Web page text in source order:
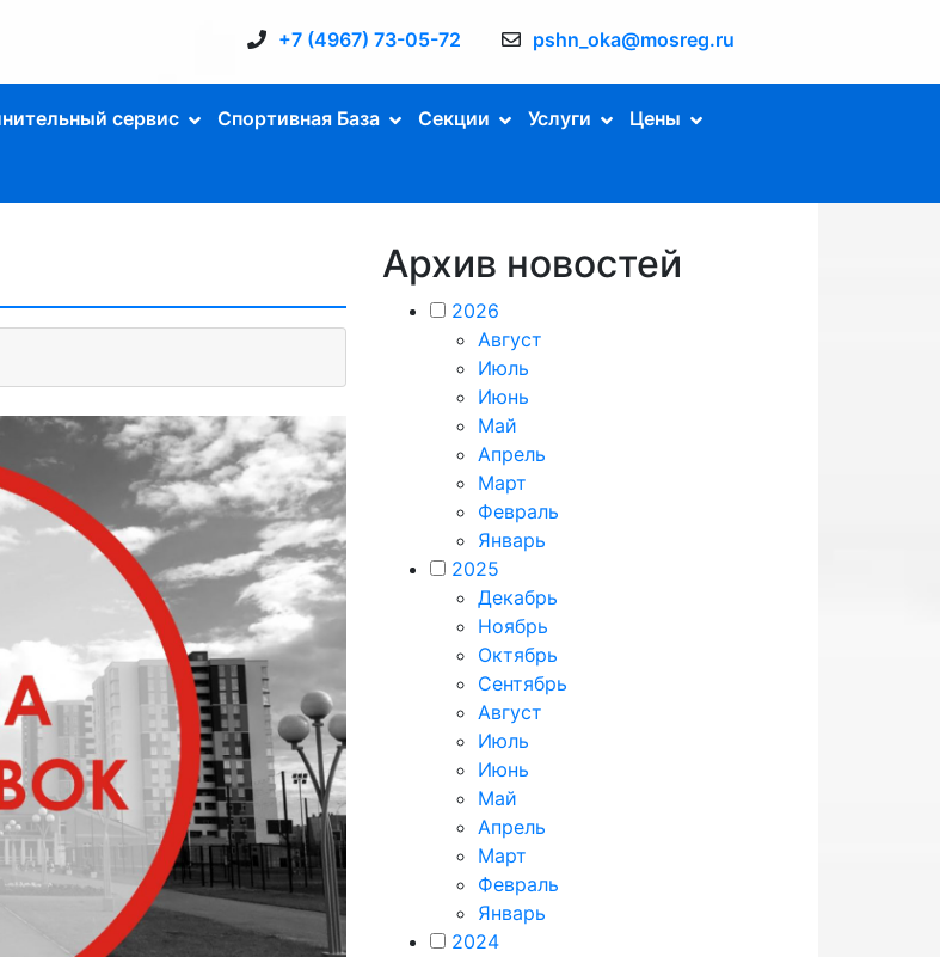
+7 (4967) 73-05-72 pshn_oka@mosreg.ru
сервис Спортивная База Секции Услуги Цены
Архив новостей
2026
Август
Июль
Июнь
Май
Апрель
Март
Февраль
Январь
2025
Декабрь
Ноябрь
Октябрь
Сентябрь
Август
Июль
Июнь
Май
Апрель
Март
Февраль
Январь
2024